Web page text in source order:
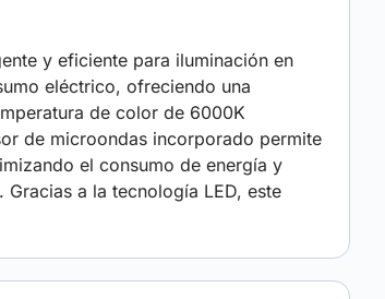
y eficiente para iluminación en
eléctrico, ofreciendo una
de color de 6000K
de microondas incorporado permite
el consumo de energía y
a la tecnología LED, este